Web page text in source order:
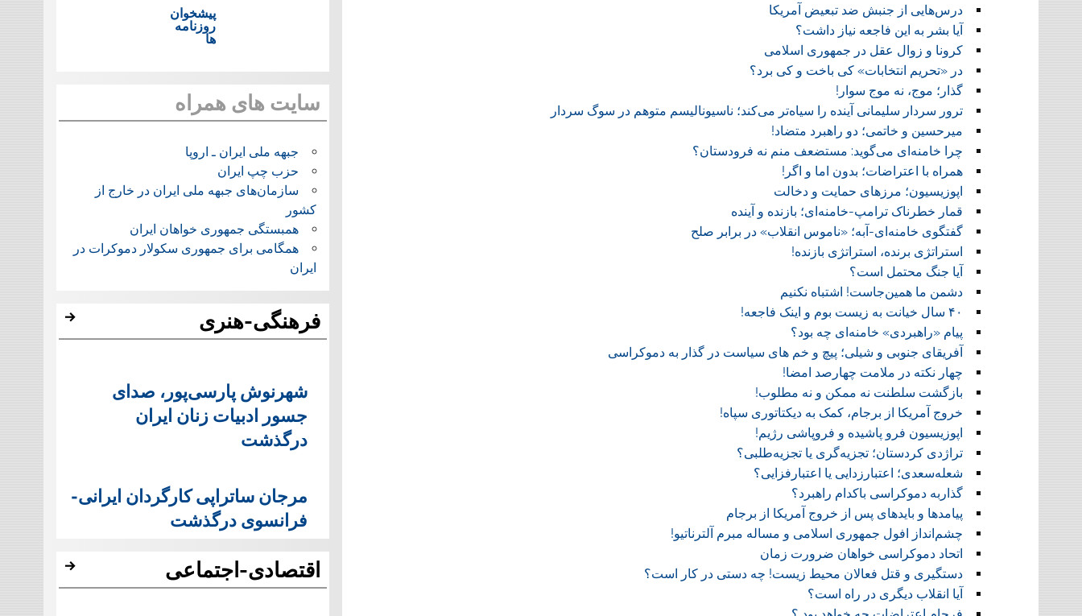
درس‌هایی از جنبش ضد تبعیض آمریکا
آیا بشر به این فاجعه نیاز داشت؟
کرونا و زوال عقل در جمهوری اسلامی
در «تحریم انتخابات» کی باخت و کی برد؟
گذار؛ موج، نه موج سوار!
ترور سردار سلیمانی آینده را سیاه‌تر می‌کند؛ ناسیونالیسم متوهم در سوگ سردار
میرحسین و خاتمی؛ دو راهبرد متضاد!
چرا خامنه‌ای می‌گوید: مستضعف منم نه فرودستان؟
همراه با اعتراضات؛ بدون اما و اگر!
اپوزیسیون؛ مرزهای حمایت و دخالت
قمار خطرناک ترامپ-خامنه‌ای؛ بازنده و آینده
گفتگوی خامنه‌ای-آبه؛ «ناموس انقلاب» در برابر صلح
استراتژی برنده، استراتژی بازنده!
آیا جنگ محتمل است؟
دشمن ما همین‌جاست! اشتباه نکنیم
۴۰ سال خیانت به زیست بوم و اینک فاجعه!
پیام «راهبردی» خامنه‌ای چه بود؟
آفریقای جنوبی و شیلی؛ پیچ و خم های سیاست در گذار به دموکراسی
چهار نکته در ملامت چهارصد امضا!
بازگشت سلطنت نه ممکن و نه مطلوب!
خروج آمریکا از برجام، کمک به دیکتاتوری سپاه!
اپوزیسیون فرو پاشیده و فروپاشی رژیم!
تراژدی کردستان؛ تجزیه‌گری یا تجزیه‌طلبی؟
شعله‌سعدی؛ اعتبارزدایی یا اعتبارفزایی؟
گذاربه دموکراسی باکدام راهبرد؟
پیامدها و بایدهای پس از خروج آمریکا از برجام
چشم‌انداز افول جمهوری اسلامی و مساله مبرم آلترناتیو!
اتحاد دموکراسی خواهان ضرورت زمان
دستگیری و قتل فعالان محیط زیست! چه دستی در کار است؟
آیا انقلاب دیگری در راه است؟
پیشخوان
روزنامه
ها
سایت های همراه
جبهه ملی ایران ـ اروپا
حزب چپ ایران
سازمان‌های جبهه ملی ایران در خارج از
کشور
همبستگی جمهوری خواهان ایران
همگامی برای جمهوری سکولار دموکرات در
ایران
فرهنگی-هنری
شهرنوش پارسی‌پور، صدای
جسور ادبیات زنان ایران
درگذشت
مرجان ساتراپی کارگردان ایرانی-
فرانسوی درگذشت
اقتصادی-اجتماعی